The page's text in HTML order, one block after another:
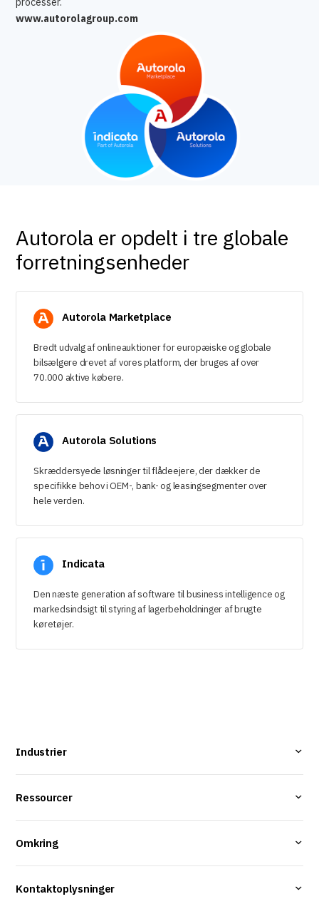
www.autorolagroup.com
Autorola er opdelt i tre globale
forretningsenheder
Autorola Marketplace
Bredt udvalg af onlineauktioner for europæiske og globale
bilsælgere drevet af vores platform, der bruges af over
70.000 aktive købere.
Autorola Solutions
Skræddersyede løsninger til flådeejere, der dækker de
specifikke behov i OEM-, bank- og leasingsegmenter over
hele verden.
Indicata
Den næste generation af software til business intelligence og
markedsindsigt til styring af lagerbeholdninger af brugte
køretøjer.
Industrier
Ressourcer
Omkring
Kontaktoplysninger